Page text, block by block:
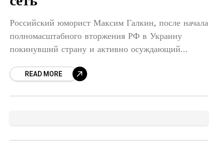
Российский юморист Максим Галкин, после начала
полномасштабного вторжения РФ в Украину
покинувший страну и активно осуждающий
украинцев за рубежом. 20 сентября 2025 года
READ MORE